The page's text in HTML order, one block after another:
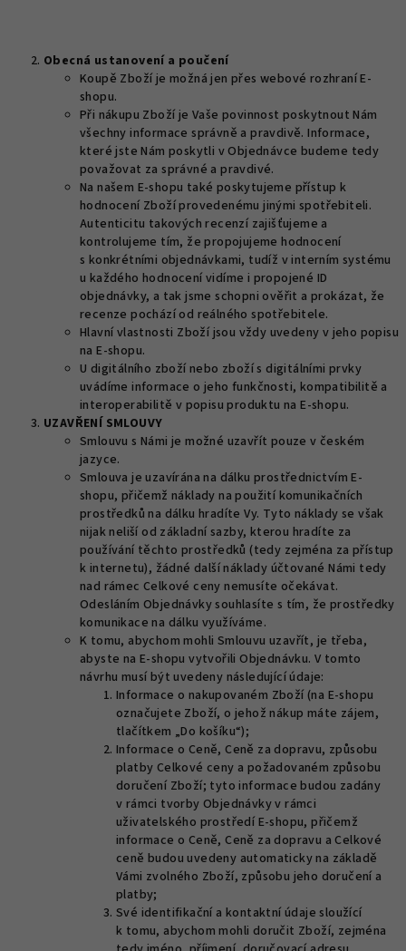
Obecná ustanovení a poučení
Koupě Zboží je možná jen přes webové rozhraní E-
shopu.
Při nákupu Zboží je Vaše povinnost poskytnout Nám
všechny informace správně a pravdivě. Informace,
které jste Nám poskytli v Objednávce budeme tedy
považovat za správné a pravdivé.
Na našem E-shopu také poskytujeme přístup k
hodnocení Zboží provedenému jinými spotřebiteli.
Autenticitu takových recenzí zajišťujeme a
kontrolujeme tím, že propojujeme hodnocení
s konkrétními objednávkami, tudíž v interním systému
u každého hodnocení vidíme i propojené ID
objednávky, a tak jsme schopni ověřit a prokázat, že
recenze pochází od reálného spotřebitele.
Hlavní vlastnosti Zboží jsou vždy uvedeny v jeho popisu
na E-shopu.
U digitálního zboží nebo zboží s digitálními prvky
uvádíme informace o jeho funkčnosti, kompatibilitě a
interoperabilitě v popisu produktu na E-shopu.
UZAVŘENÍ SMLOUVY
Smlouvu s Námi je možné uzavřít pouze v českém
jazyce.
Smlouva je uzavírána na dálku prostřednictvím E-
shopu, přičemž náklady na použití komunikačních
prostředků na dálku hradíte Vy. Tyto náklady se však
nijak neliší od základní sazby, kterou hradíte za
používání těchto prostředků (tedy zejména za přístup
k internetu), žádné další náklady účtované Námi tedy
nad rámec Celkové ceny nemusíte očekávat.
Odesláním Objednávky souhlasíte s tím, že prostředky
komunikace na dálku využíváme.
K tomu, abychom mohli Smlouvu uzavřít, je třeba,
abyste na E-shopu vytvořili Objednávku. V tomto
návrhu musí být uvedeny následující údaje:
Informace o nakupovaném Zboží (na E-shopu
označujete Zboží, o jehož nákup máte zájem,
tlačítkem „Do košíku“);
Informace o Ceně, Ceně za dopravu, způsobu
platby Celkové ceny a požadovaném způsobu
doručení Zboží; tyto informace budou zadány
v rámci tvorby Objednávky v rámci
uživatelského prostředí E-shopu, přičemž
informace o Ceně, Ceně za dopravu a Celkové
ceně budou uvedeny automaticky na základě
Vámi zvolného Zboží, způsobu jeho doručení a
platby;
Své identifikační a kontaktní údaje sloužící
k tomu, abychom mohli doručit Zboží, zejména